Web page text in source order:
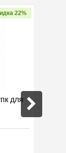
22%
для